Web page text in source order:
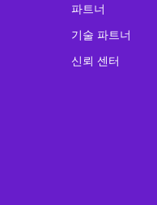
파트너
기술 파트너
신뢰 센터